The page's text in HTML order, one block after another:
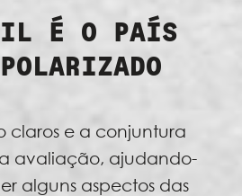
É O PAÍS
claros e a conjuntura
avaliação, ajudando-
alguns aspectos das